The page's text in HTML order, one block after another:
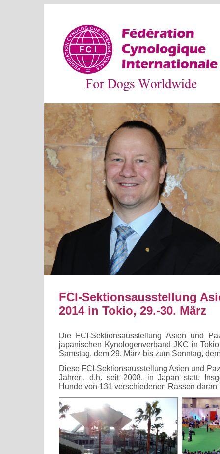
FCI-Sektionsausstellung
2014 in Tokio, 29.-30. März
Die FCI-Sektionsausstellung Asien und
japanischen Kynologenverband JKC in
Samstag, dem 29. März bis zum Sonntag,
Diese FCI-Sektionsausstellung Asien und
Jahren, d.h. seit 2008, in Japan statt.
Hunde von 131 verschiedenen Rassen daran